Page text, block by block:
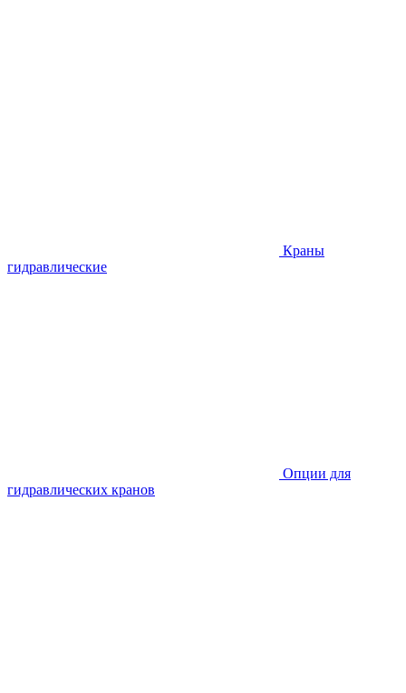
Краны
гидравлические
Опции для
гидравлических кранов